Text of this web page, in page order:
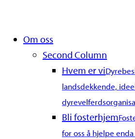
MenuOm oss
Second Column
Hvem er vi
landsdekkende,
Bli fosterhjem
for oss å hjelpe